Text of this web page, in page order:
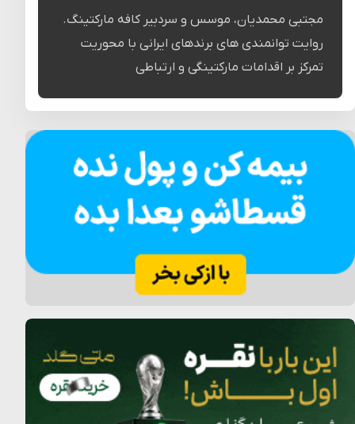
مجتبی محمدیان، موسس و سردبیر کافه مارکتینگ.
روایت توانمندی های برندهای ایرانی با محوریت
تمرکز بر اقدامات مارکتینگی و ارتباطی